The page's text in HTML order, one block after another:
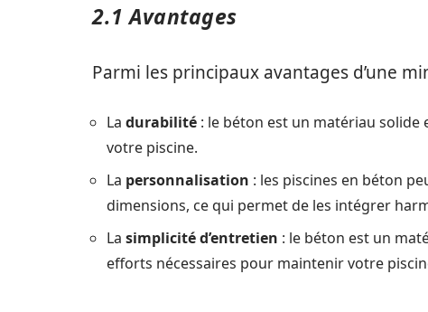
2.1 Avantages
Parmi les principaux avantages d’une
La durabilité : le béton est un matériau
votre piscine.
La personnalisation : les piscines en béton
dimensions, ce qui permet de les intégrer
La simplicité d’entretien : le béton est un
efforts nécessaires pour maintenir votre